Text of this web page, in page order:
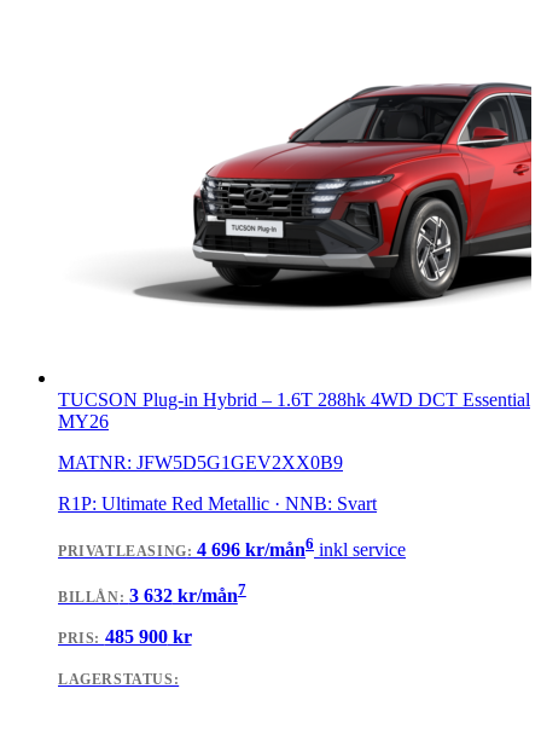
TUCSON Plug-in Hybrid – 1.6T 288hk 4WD DCT Essential
MY26
MATNR: JFW5D5G1GEV2XX0B9
R1P: Ultimate Red Metallic · NNB: Svart
PRIVATLEASING:4 696 kr/mån6 inkl service
BILLÅN: 3 632kr/mån7
PRIS: 485 900kr
LAGERSTATUS: